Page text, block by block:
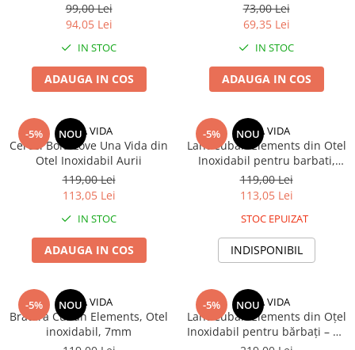
99,00 Lei
94,05 Lei
IN STOC
ADAUGA IN COS
73,00 Lei
69,35 Lei
IN STOC
ADAUGA IN COS
-5% NOU
UNA VIDA
Cercei Bold Love Una Vida din
Otel Inoxidabil Aurii
119,00 Lei
113,05 Lei
IN STOC
ADAUGA IN COS
-5% NOU
UNA VIDA
Lant Cuban Elements din Otel
Inoxidabil pentru barbati,
4mm
119,00 Lei
113,05 Lei
STOC EPUIZAT
INDISPONIBIL
-5% NOU
UNA VIDA
Bratara Cuban Elements, Otel
inoxidabil, 7mm
-5% NOU
UNA VIDA
Lant Cuban Elements din Oțel
Inoxidabil pentru bărbați – 12
mm, cu zirconiu